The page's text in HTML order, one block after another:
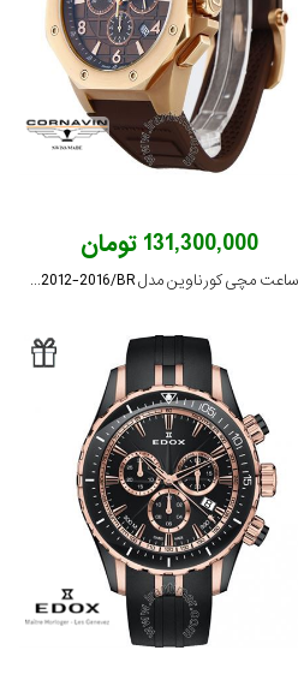
131,300,000 تومان
ساعت مچی کورناوین مدل COR2012-2016/BR